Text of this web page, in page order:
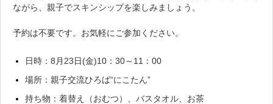
ながら、親子でスキンシップを楽しみましょう。
予約は不要です。お気軽にご参加ください。
日時：8月23日(金)10：30～11：00
場所：親子交流ひろば“にこたん”
持ち物： 着替え（おむつ）、バスタオル、お茶